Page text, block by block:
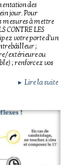
des
jour. Pour
mesures à mettre
CONTRE LES
votre porte d'un
;
extérieure ou
; renforcez vos
► Lire la suite